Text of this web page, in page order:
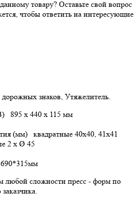
товару? Оставьте свой вопрос
чтобы ответить на интересующие
знаков, Утяжелитель.
895 x 440 x 115 мм
(мм) квадратные 40x40, 41x41
2 x Ø 45
любой сложности пресс - форм по